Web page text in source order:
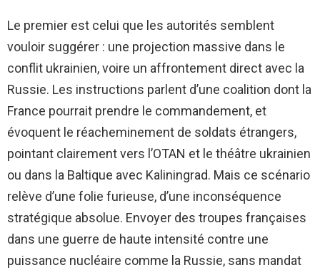
Le premier est celui que les autorités semblent
vouloir suggérer : une projection massive dans le
conflit ukrainien, voire un affrontement direct avec la
Russie. Les instructions parlent d’une coalition dont la
France pourrait prendre le commandement, et
évoquent le réacheminement de soldats étrangers,
pointant clairement vers l’OTAN et le théâtre ukrainien
ou dans la Baltique avec Kaliningrad. Mais ce scénario
relève d’une folie furieuse, d’une inconséquence
stratégique absolue. Envoyer des troupes françaises
dans une guerre de haute intensité contre une
puissance nucléaire comme la Russie, sans mandat